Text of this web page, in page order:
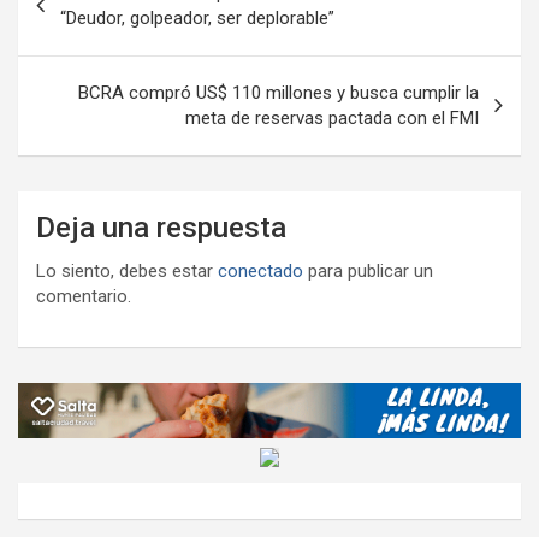
de
entradas
“Deudor, golpeador, ser deplorable”
BCRA compró US$ 110 millones y busca cumplir la
meta de reservas pactada con el FMI
Deja una respuesta
Lo siento, debes estar conectado para publicar un
comentario.